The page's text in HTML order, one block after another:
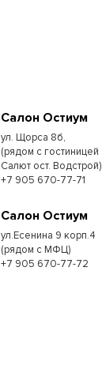
Салон Остиум
ул. Щорса 8б,
(рядом с гостиницей
Салют ост. Водстрой)
+7 905 670-77-71
Салон Остиум
ул.Есенина 9 корп.4
(рядом с МФЦ)
+7 905 670-77-72